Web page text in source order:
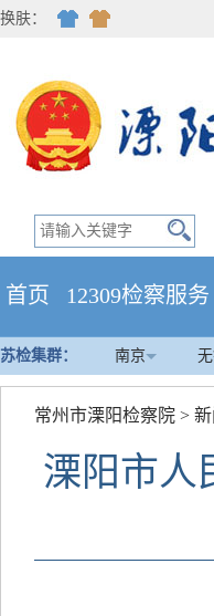
换肤：
首页 12309检察服务
苏检集群： 南京
常州市溧阳检察院 >
溧阳市人